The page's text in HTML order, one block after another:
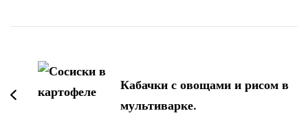
записям
Кабачки с овощами и рисом в
мультиварке.